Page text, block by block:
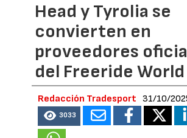
Head y Tyrolia se
convierten en
proveedores
del Freeride
Redacción Tradesport 31/10/
3033